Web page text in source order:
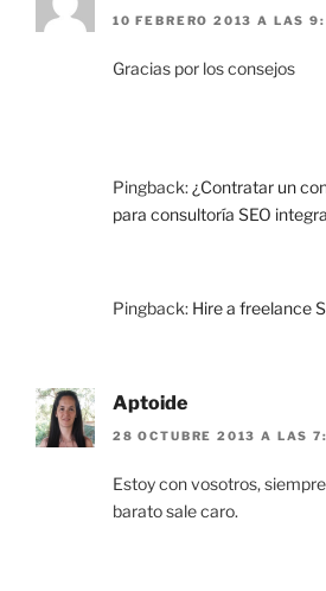
10 FEBRERO 2013 A LAS
Gracias por los consejos
Pingback:¿Contratar un
para consultoría SEO
Pingback: Hire a freelance
Aptoide
28 OCTUBRE 2013 A LAS
Estoy con vosotros,
barato sale caro.